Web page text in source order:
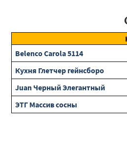
Belenco Carola 5114
Кухня Глетчер гейнсборо
Juan Черный Элегантный
ЭТГ Массив сосны